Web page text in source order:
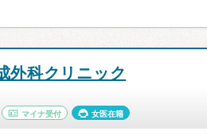
外科クリニック
マイナ受付 女医在籍